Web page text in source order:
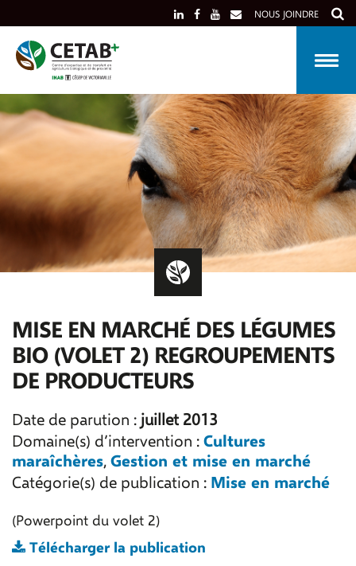
to
content
NOUS JOINDRE
MISE EN MARCHÉ DES LÉGUMES
BIO (VOLET 2) REGROUPEMENTS
DE PRODUCTEURS
Date de parution : juillet 2013
Domaine(s) d’intervention : Cultures
maraîchères, Gestion et mise en marché
Catégorie(s) de publication : Mise en marché
(Powerpoint du volet 2)
Télécharger la publication